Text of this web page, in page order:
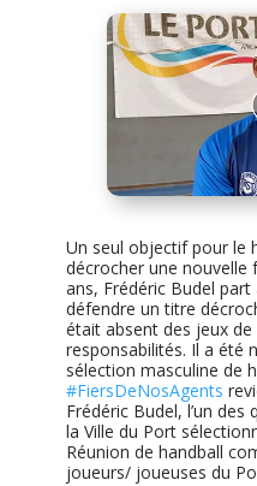
Un seul objectif pour le
décrocher une nouvelle
ans, Frédéric Budel part
défendre un titre
était absent des jeux
responsabilités. Il a été
sélection masculine de
#FiersDeNosAgents
Frédéric Budel, l’un
la Ville du Port
Réunion de handball
joueurs/ joueuses du